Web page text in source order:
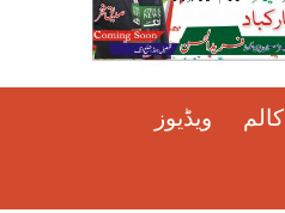
کالم ویڈیوز